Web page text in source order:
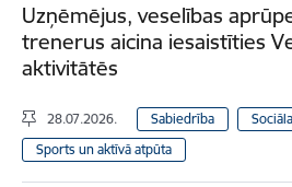
Uzņēmējus, veselības
trenerus aicina iesaistīties
aktivitātēs
28.07.2026. Sabiedrība
Sports un aktīvā atpūta